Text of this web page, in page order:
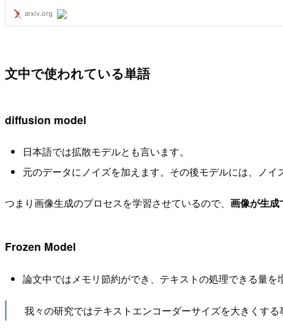
文中で使われている単語
diffusion model
日本語では拡散モデルとも言います。
元のデータにノイズを加えます。その後モデルには、ノイ
つまり画像生成のプロセスを学習させているので、 画像が生成
Frozen Model
論文中ではメモリ節約ができ、テキストの処理できる量
我々の研究ではテキストエンコーダーサイズを大きくす